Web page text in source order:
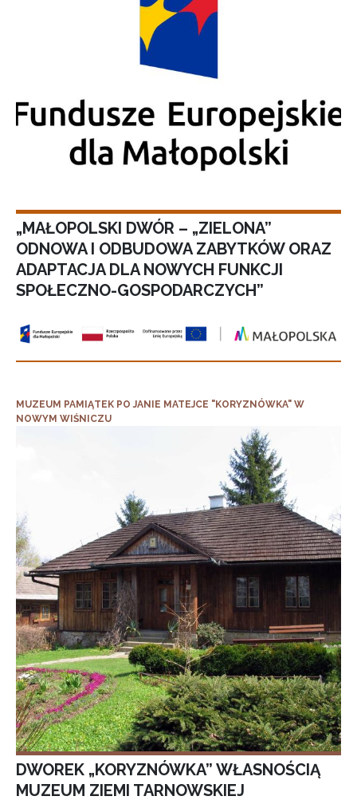
„MAŁOPOLSKI DWÓR – „ZIELONA”
ODNOWA I ODBUDOWA ZABYTKÓW ORAZ
ADAPTACJA DLA NOWYCH FUNKCJI
SPOŁECZNO-GOSPODARCZYCH”
MUZEUM PAMIĄTEK PO JANIE MATEJCE "KORYZNÓWKA" W
NOWYM WIŚNICZU
DWOREK „KORYZNÓWKA” WŁASNOŚCIĄ
MUZEUM ZIEMI TARNOWSKIEJ